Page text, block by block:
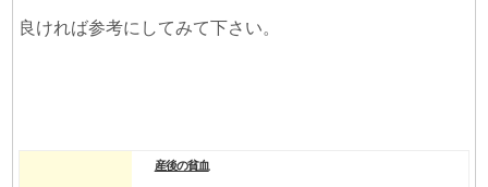
良ければ参考にしてみて下さい。
産後の貧血